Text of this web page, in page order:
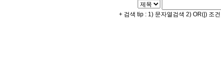
+ 검색 tip : 1) 문자열검색 2) OR(|) 조